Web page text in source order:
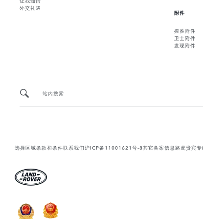
外交礼遇
附件
揽胜附件
卫士附件
发现附件
站内搜索
选择区域条款和条件联系我们沪ICP备11001621号-8其它备案信息路虎贵宾